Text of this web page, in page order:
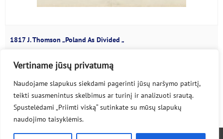
Vertiname jūsų privatumą
Naudojame slapukus siekdami pagerinti jūsų naršymo patirtį,
teikti suasmenintus skelbimus ar turinį ir analizuoti srautą.
Spustelėdami „Priimti viską“ sutinkate su mūsų slapukų
naudojimo taisyklėmis.
1817 J. Thomson „Poland As Divided „